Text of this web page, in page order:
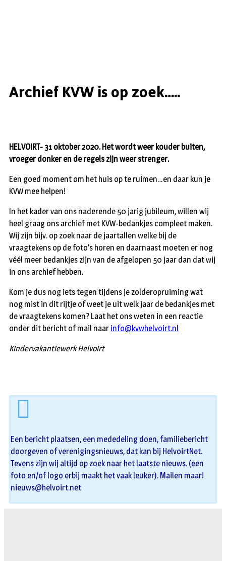
Archief KVW is op zoek…..
HELVOIRT- 31 oktober 2020. Het wordt weer kouder buiten,
vroeger donker en de regels zijn weer strenger.
Een goed moment om het huis op te ruimen…en daar kun je
KVW mee helpen!
In het kader van ons naderende 50 jarig jubileum, willen wij
heel graag ons archief met KVW-bedankjes compleet maken.
Wij zijn bijv. op zoek naar de jaartallen welke bij de
vraagtekens op de foto’s horen en daarnaast moeten er nog
véél meer bedankjes zijn van de afgelopen 50 jaar dan dat wij
in ons archief hebben.
Kom je dus nog iets tegen tijdens je zolderopruiming wat
nog mist in dit rijtje of weet je uit welk jaar de bedankjes met
de vraagtekens komen? Laat het ons weten in een reactie
onder dit bericht of mail naar info@kvwhelvoirt.nl
Kindervakantiewerk Helvoirt
Een bericht plaatsen, een mededeling doen, familiebericht
doorgeven of verenigingsnieuws, dat kan bij HelvoirtNet.
Tevens zijn wij altijd op zoek naar het laatste nieuws. (een
foto en/of logo erbij maakt het vaak leuker). Mailen maar!
nieuws@helvoirt.net